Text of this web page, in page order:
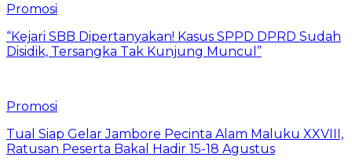
Promosi
“Kejari SBB Dipertanyakan! Kasus SPPD DPRD Sudah
Disidik, Tersangka Tak Kunjung Muncul”
Promosi
Tual Siap Gelar Jambore Pecinta Alam Maluku XXVIII,
Ratusan Peserta Bakal Hadir 15-18 Agustus